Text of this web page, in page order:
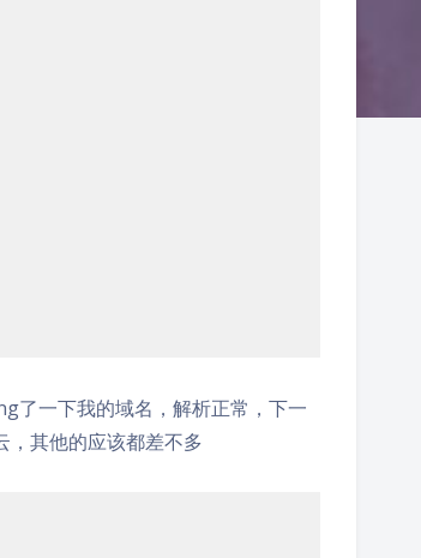
了一下我的域名，解析正常，下一
，其他的应该都差不多